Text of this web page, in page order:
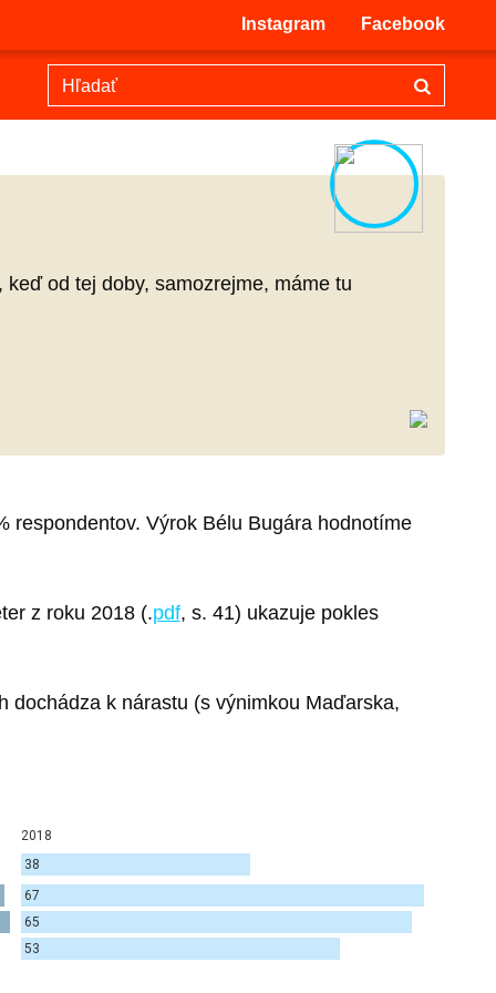
Instagram Facebook
od tej doby, samozrejme, máme tu
respondentov. Výrok Bélu Bugára hodnotíme
z roku 2018 (.pdf, s. 41) ukazuje pokles
dochádza k nárastu (s výnimkou Maďarska,